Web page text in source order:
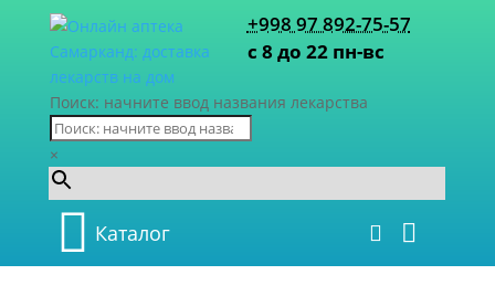
+998 97 892-75-57
с 8 до 22 пн-вс
Поиск: начните ввод названия лекарства
×
Каталог